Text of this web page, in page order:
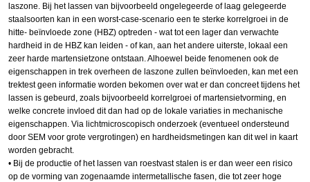
laszone. Bij het lassen van bijvoorbeeld ongelegeerde of laag gelegeerde
staalsoorten kan in een worst-case-scenario een te sterke korrelgroei in de
hitte- beïnvloede zone (HBZ) optreden - wat tot een lager dan verwachte
hardheid in de HBZ kan leiden - of kan, aan het andere uiterste, lokaal een
zeer harde martensietzone ontstaan. Alhoewel beide fenomenen ook de
eigenschappen in trek overheen de laszone zullen beïnvloeden, kan met een
trektest geen informatie worden bekomen over wat er dan concreet tijdens het
lassen is gebeurd, zoals bijvoorbeeld korrelgroei of martensietvorming, en
welke concrete invloed dit dan had op de lokale variaties in mechanische
eigenschappen. Via lichtmicroscopisch onderzoek (eventueel ondersteund
door SEM voor grote vergrotingen) en hardheidsmetingen kan dit wel in kaart
worden gebracht.
•​ Bij de productie of het lassen van roestvast stalen is er dan weer een risico
op de vorming van zogenaamde intermetallische fasen, die tot zeer hoge